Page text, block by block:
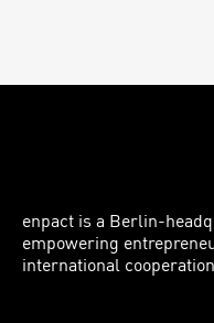
enpact is a Berlin-
empowering
international cooperation.